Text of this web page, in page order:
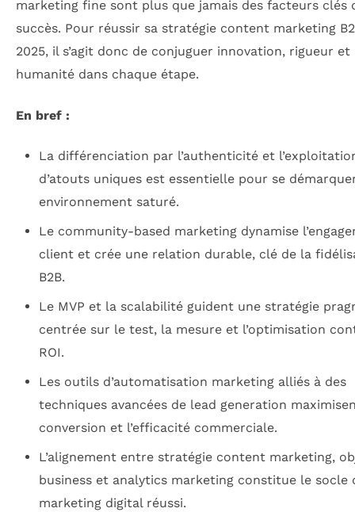
marketing fine sont plus que jamais des facteurs clés
succès. Pour réussir sa stratégie content marketing
2025, il s’agit donc de conjuguer innovation, rigueur et
humanité dans chaque étape.
En bref :
La différenciation par l’authenticité et
d’atouts uniques est essentielle pour se
environnement saturé.
Le community-based marketing dynamise
client et crée une relation durable, clé de la
B2B.
Le MVP et la scalabilité guident une stratégie
centrée sur le test, la mesure et l’optimisation
ROI.
Les outils d’automatisation marketing alliés à des
techniques avancées de lead generation
conversion et l’efficacité commerciale.
L’alignement entre stratégie content marketing,
business et analytics marketing constitue le socle
marketing digital réussi.